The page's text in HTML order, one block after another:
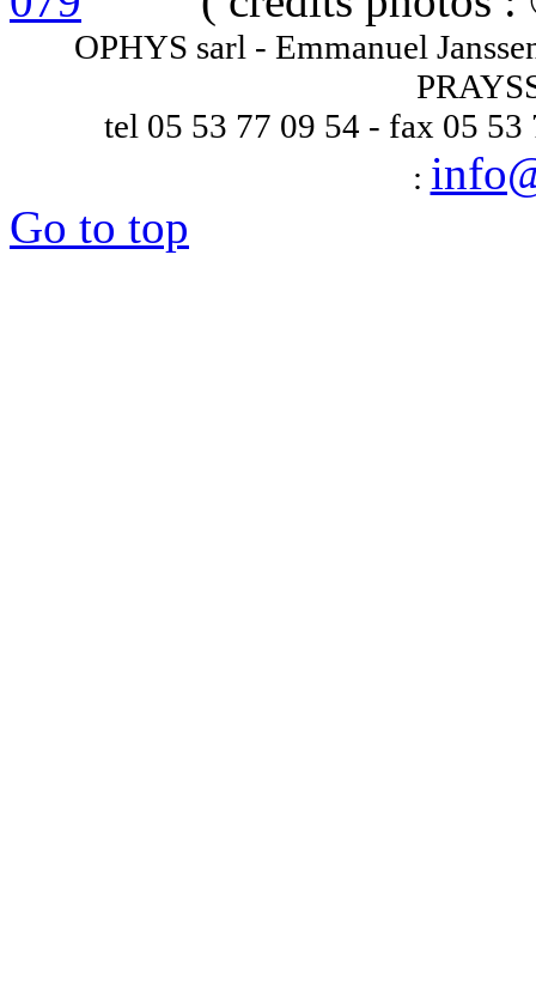
OPHYS sarl - Emmanuel
tel 05 53 77 09 54 - fax 05
:
Go to top